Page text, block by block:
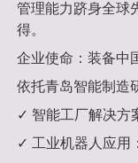
管理能力跻身全球
得。
企业使命：装备中
依托青岛智能制造
✓ 智能工厂解决方
✓ 工业机器人应用